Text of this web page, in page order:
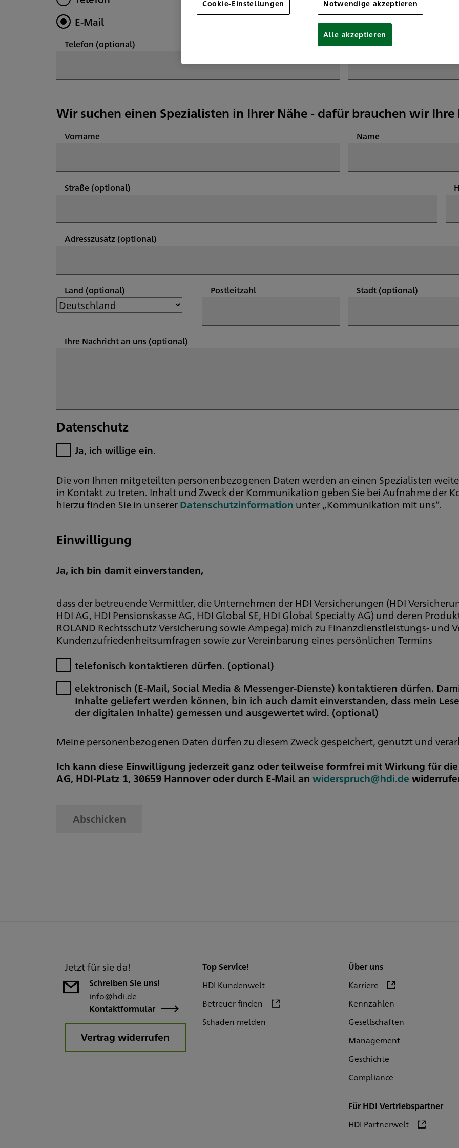
E-Mail
Telefon (optional) E-Mail
Wir suchen einen Spezialisten in Ihrer Nähe - dafür brauchen wir
Vorname Name
Straße (optional)
Adresszusatz (optional)
Land (optional) Postleitzahl Stadt (optional)
Ihre Nachricht an uns (optional)
Datenschutz
Ja, ich willige ein.
Die von Ihnen mitgeteilten personenbezogenen Daten werden an einen Spezialisten
in Kontakt zu treten. Inhalt und Zweck der Kommunikation geben Sie bei Aufnahme der
hierzu finden Sie in unsererDatenschutzinformation unter „Kommunikation mit uns“.
Einwilligung
Ja, ich bin damit einverstanden,
dass der betreuende Vermittler, die Unternehmen der HDI Versicherungen (HDI
HDI AG, HDI Pensionskasse AG, HDI Global SE, HDI Global Specialty AG) und deren
ROLAND Rechtsschutz Versicherung sowie Ampega) mich zu Finanzdienstleistungs- und
Kundenzufriedenheitsumfragen sowie zur Vereinbarung eines persönlichen Termins
telefonisch kontaktieren dürfen. (optional)
elektronisch (E-Mail, Social Media & Messenger-Dienste) kontaktieren dürfen.
Inhalte geliefert werden können, bin ich auch damit einverstanden, dass mein
der digitalen Inhalte) gemessen und ausgewertet wird. (optional)
Meine personenbezogenen Daten dürfen zu diesem Zweck gespeichert, genutzt und
Ich kann diese Einwilligung jederzeit ganz oder teilweise formfrei mit Wirkung für
AG, HDI-Platz 1, 30659 Hannover oder durch E-Mail an widerspruch@hdi.de
Abschicken
Jetzt für sie da!
Schreiben Sie uns!
info@hdi.de
Kontaktformular
Vertrag widerrufen
Top Service!
HDI Kundenwelt
Betreuer finden
Schaden melden
Über uns
Karriere
Kennzahlen
Gesellschaften
Management
Geschichte
Compliance
Für HDI Vertriebspartner
HDI Partnerwelt
Cookie-Einstellungen Notwendige akzeptieren
Alle akzeptieren